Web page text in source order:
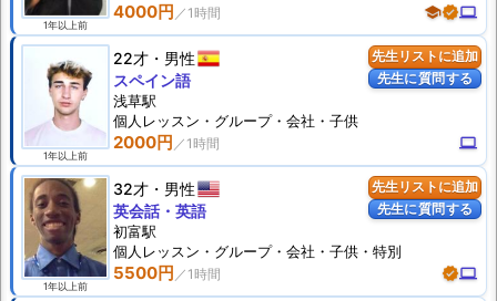
1年以上前
4000円 schoolverifiedcomputer
先生リストに追加
先生に質問する
1年以上前
22才 男性
2000円 computer
スペイン語
浅草駅
個人 レッスン ・グループ・会社・子供
先生リストに追加
先生に質問する
1年以上前
32才 男性
5500円 verifiedcomputer
英会話・英語
初富駅
個人 レッスン ・グループ・会社・子供・特別